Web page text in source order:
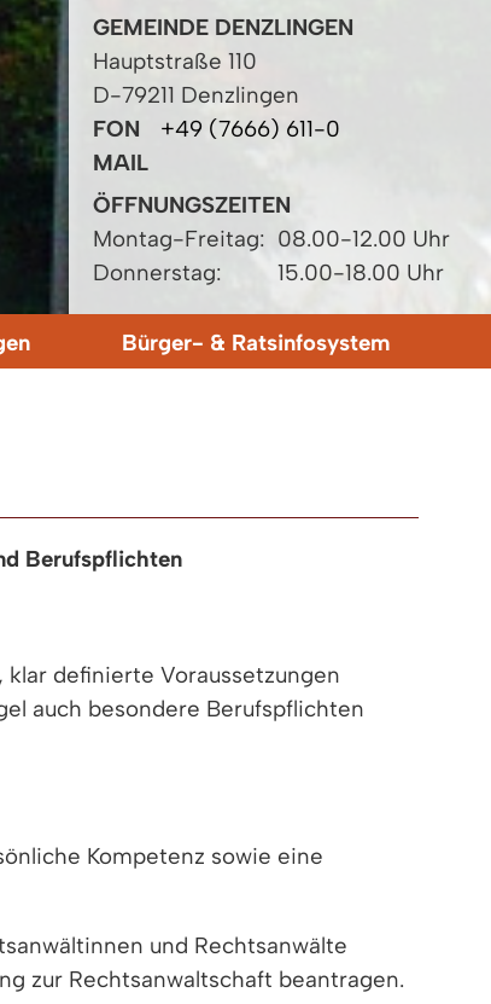
GEMEINDE DENZLINGEN
Hauptstraße 110
D-79211 Denzlingen
FON
+49 (7666) 611-0
MAIL
ÖFFNUNGSZEITEN
Montag-Freitag: 08.00-12.00 Uhr
Donnerstag:
15.00-18.00 Uhr
Bürger- & Ratsinfosystem
Berufspflichten
definierte Voraussetzungen
auch besondere Berufspflichten
Kompetenz sowie eine
und Rechtsanwälte
zur Rechtsanwaltschaft beantragen.